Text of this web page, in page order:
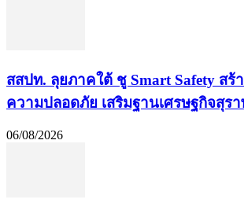
สสปท. ลุยภาคใต้ ชู Smart Safety สร้
ความปลอดภัย เสริมฐานเศรษฐกิจสุร
06/08/2026